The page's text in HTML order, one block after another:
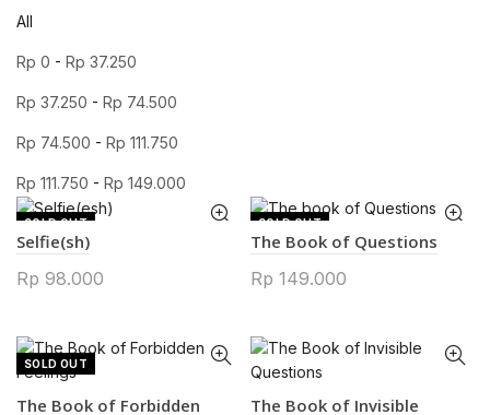
All
Rp 0 - Rp 37.250
Rp 37.250 - Rp 74.500
Rp 74.500 - Rp 111.750
Rp 111.750 - Rp 149.000
SOLD OUT
Selfie(sh)
Rp 98.000
SOLD OUT
The Book of Questions
Rp 149.000
SOLD OUT
The Book of Forbidden The Book of Invisible